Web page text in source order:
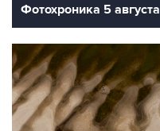
Фотохроника 5 августа